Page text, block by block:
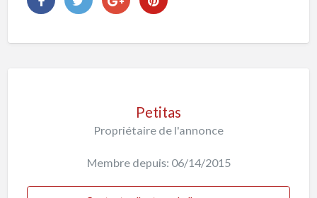
Petitas
Propriétaire de l'annonce
Membre depuis: 06/14/2015